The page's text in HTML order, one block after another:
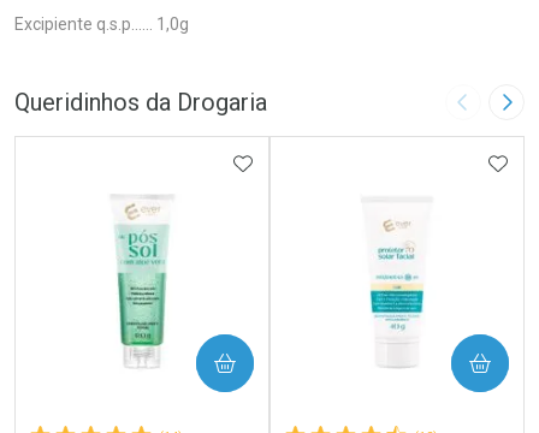
Excipiente q.s.p...... 1,0g
Queridinhos da Drogaria Imagem
ADICIONAR AOS FAVORITOS
COMPRAR COMPRAR